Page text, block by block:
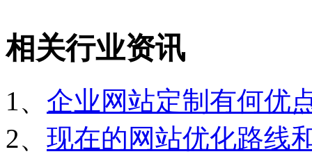
相关行业资讯
1、 企业网站定制有何优
2、 现在的网站优化路线